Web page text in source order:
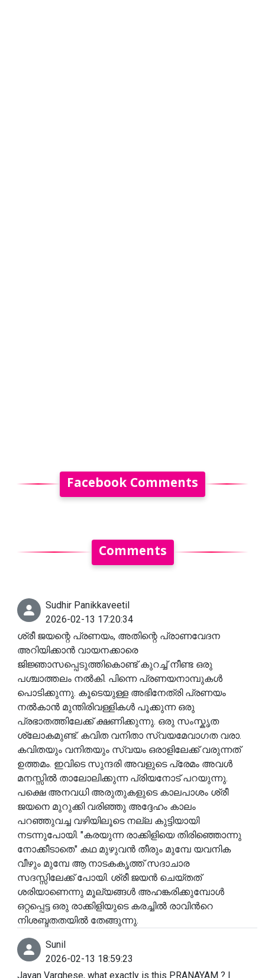
Facebook Comments
Comments
Sudhir Panikkaveetil
2026-02-13 17:20:34
ശ്രീ ജയന്റെ പ്രണയം, അതിന്റെ പ്രാണവേദന
അറിയിക്കാൻ വായനക്കാരെ
ജിജ്ഞാസപ്പെടുത്തികൊണ്ട് കുറച്ച് നീണ്ട ഒരു
പശ്ചാത്തലം നൽകി. പിന്നെ പ്രണയനാമ്പുകൾ
പൊടിക്കുന്നു. കൂടെയുള്ള അഭിനേത്രി പ്രണയം
നൽകാൻ മുന്തിരിവള്ളികൾ പൂക്കുന്ന ഒരു
പ്രഭാതത്തിലേക്ക് ക്ഷണിക്കുന്നു. ഒരു സംസ്കൃത
ശ്ലോകമുണ്ട്. കവിത വനിതാ സ്വയമേവാഗത വരാ.
കവിതയും വനിതയും സ്വയം ഒരാളിലേക്ക് വരുന്നത്
ഉത്തമം. ഇവിടെ സുന്ദരി അവളുടെ പ്രേമം അവൾ
മനസ്സിൽ താലോലിക്കുന്ന പ്രിയനോട് പറയുന്നു.
പക്ഷെ അനവധി അരുതുകളുടെ കാലപാശം ശ്രീ
ജയനെ മുറുക്കി വരിഞ്ഞു അദ്ദേഹം കാലം
പറഞ്ഞുവച്ച വഴിയിലൂടെ നല്ല കുട്ടിയായി
നടന്നുപോയി. "കരയുന്ന രാക്കിളിയെ തിരിഞ്ഞൊന്നു
നോക്കീടാതെ" കഥ മുഴുവൻ തീരും മുമ്പേ യവനിക
വീഴും മുമ്പേ ആ നാടകകൃത്ത് സദാചാര
സദസ്സിലേക്ക് പോയി. ശ്രീ ജയൻ ചെയ്തത്
ശരിയാണെന്നു മൂല്യങ്ങൾ അഹങ്കരിക്കുമ്പോൾ
ഒറ്റപ്പെട്ട ഒരു രാക്കിളിയുടെ കരച്ചിൽ രാവിൻറെ
നിശബ്ദതതയിൽ തേങ്ങുന്നു.
Sunil
2026-02-13 18:59:23
Jayan Varghese, what exactly is this PRANAYAM ? I